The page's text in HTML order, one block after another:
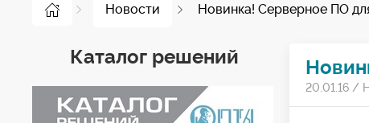
Новости Новинка! Серверное ПО
Каталог решений
20.01.16 /